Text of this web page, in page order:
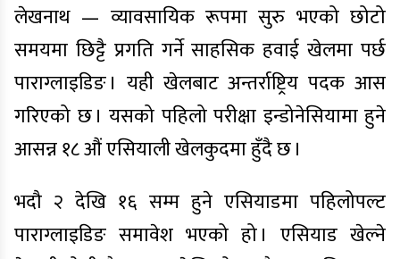
लेखनाथ — व्यावसायिक रूपमा सुरु भएको छोटो
समयमा छिट्टै प्रगति गर्ने साहसिक हवाई खेलमा पर्छ
पाराग्लाइडिङ । यही खेलबाट अन्तर्राष्ट्रिय पदक आस
गरिएको छ । यसको पहिलो परीक्षा इन्डोनेसियामा हुने
आसन्न १८ औं एसियाली खेलकुदमा हुँदै छ ।
भदौ २ देखि १६ सम्म हुने एसियाडमा पहिलोपल्ट
पाराग्लाइडिङ समावेश भएको हो । एसियाड खेल्ने